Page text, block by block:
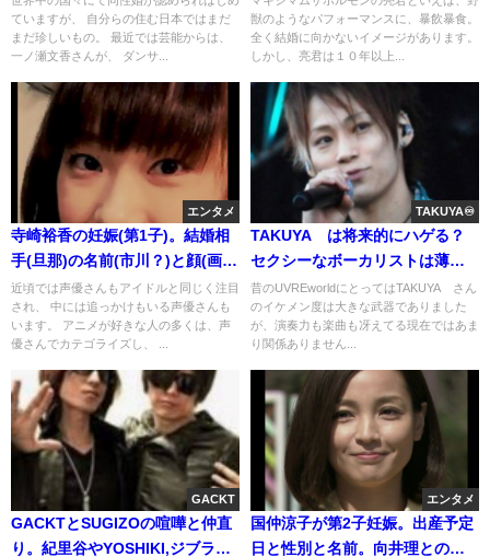
ていますが、 自分らの住む日本ではまだ
まだ珍しいもの。 最近では芸能からは、
一ノ瀬文香さんが、 ダンサ...
獣のようなパフォーマンスに、暴飲暴食。
全く結婚に向かないイメージがあります。
しかし、亮君は１０年以上...
エンタメ
寺崎裕香の妊娠(第1子)。結婚相
手(旦那)の名前(市川？)と顔(画
像)。妊娠中も仕事？式は？
近頃では声優さんもアイドルと同じく注目
され、 中には追っかけもいる声優さんも
います。 アニメが好きな人の多くは、声
優さんでカテゴライズし、 ...
TAKUYA♾️
TAKUYA∞は将来的にハゲる？
セクシーなボーカリストは薄く
なりカツラをつけがち
昔のUVREworldにとってはTAKUYA∞さん
のイケメン度は大きな武器でありました
が、演奏力も楽曲も冴えてる現在ではあま
り関係ありません...
GACKT
GACKTとSUGIZOの喧嘩と仲直
り。紀里谷やYOSHIKI,ジブラと
エンタメ
国仲涼子が第2子妊娠。出産予定
日と性別と名前。向井理との第